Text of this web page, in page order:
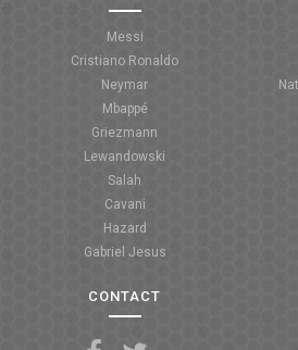
Messi
Cristiano Ronaldo
Neymar
Mbappé
Griezmann
Lewandowski
Salah
Cavani
Hazard
Gabriel Jesus
CONTACT